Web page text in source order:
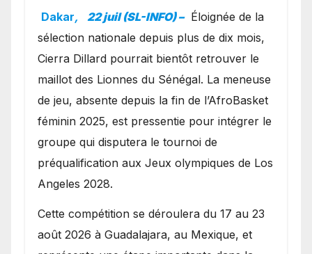
avec les Lionnes ?
Dakar, 22 juil (SL-INFO) – Éloignée de la
sélection nationale depuis plus de dix mois,
Cierra Dillard pourrait bientôt retrouver le
maillot des Lionnes du Sénégal. La meneuse
de jeu, absente depuis la fin de l’AfroBasket
féminin 2025, est pressentie pour intégrer le
groupe qui disputera le tournoi de
préqualification aux Jeux olympiques de Los
Angeles 2028.
Cette compétition se déroulera du 17 au 23
août 2026 à Guadalajara, au Mexique, et